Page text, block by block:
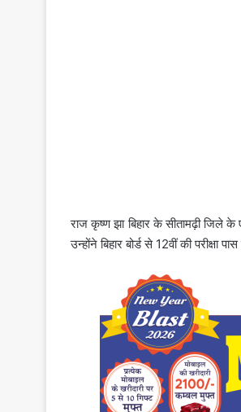
राज कृष्ण झा बिहार के सीतामढ़ी
उन्होंने बिहार बोर्ड से 12वीं की